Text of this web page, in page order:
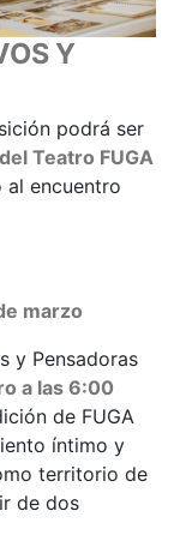
Y
podrá ser
Teatro FUGA
al encuentro
marzo
y Pensadoras
a las 6:00
de FUGA
íntimo y
territorio de
de dos